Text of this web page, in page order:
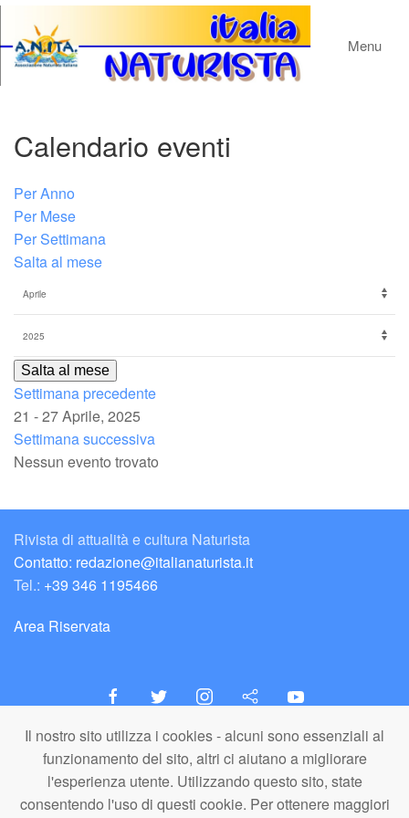
Il nostro sito utilizza i cookies - alcuni sono essenziali al
funzionamento del sito, altri ci aiutano a migliorare
l'esperienza utente. Utilizzando questo sito, state
consentendo l'uso di questi cookie. Per ottenere maggiori
Menu
Calendario eventi
Per Anno
Per Mese
Per Settimana
Salta al mese
Salta al mese
Settimana precedente
21 - 27 Aprile, 2025
Settimana successiva
Nessun evento trovato
Rivista di attualità e cultura Naturista
Contatto: redazione@italianaturista.it
Tel.: +39 346 1195466
Area Riservata
italiaNATURISTA
Editore e Redazione
A.N.ITA. Associazione Naturista Italiana (APS)
C.F. 80203710159